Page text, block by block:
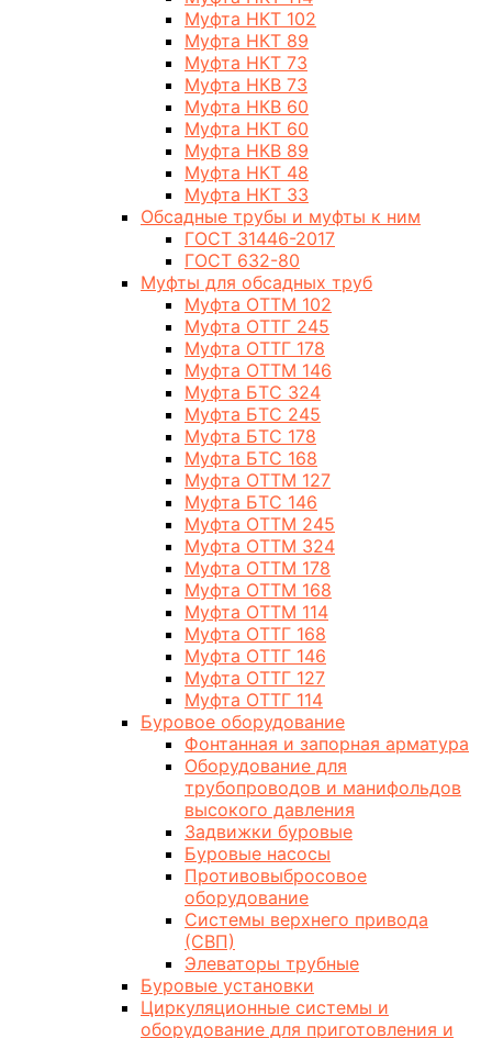
Муфта НКТ 102
Муфта НКТ 89
Муфта НКТ 73
Муфта НКВ 73
Муфта НКВ 60
Муфта НКТ 60
Муфта НКВ 89
Муфта НКТ 48
Муфта НКТ 33
Обсадные трубы и муфты к ним
ГОСТ 31446-2017
ГОСТ 632-80
Муфты для обсадных труб
Муфта ОТТМ 102
Муфта ОТТГ 245
Муфта ОТТГ 178
Муфта ОТТМ 146
Муфта БТС 324
Муфта БТС 245
Муфта БТС 178
Муфта БТС 168
Муфта ОТТМ 127
Муфта БТС 146
Муфта ОТТМ 245
Муфта ОТТМ 324
Муфта ОТТМ 178
Муфта ОТТМ 168
Муфта ОТТМ 114
Муфта ОТТГ 168
Муфта ОТТГ 146
Муфта ОТТГ 127
Муфта ОТТГ 114
Буровое оборудование
Фонтанная и запорная арматура
Оборудование для
трубопроводов и манифольдов
высокого давления
Задвижки буровые
Буровые насосы
Противовыбросовое
оборудование
Системы верхнего привода
(СВП)
Элеваторы трубные
Буровые установки
Циркуляционные системы и
оборудование для приготовления и